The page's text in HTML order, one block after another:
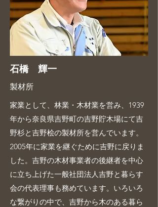
石橋 輝一
製材所
家業として、林業・木材業を営み、1939
年から奈良県吉野町の吉野貯木場にて吉
野杉と吉野桧の製材所を営んでいます。
2005年に家業を継ぐために吉野に戻りま
した。吉野の木材事業者の後継者を中心
に立ち上げた一般社団法人吉野と暮らす
会の代表理事も務めています。いろいろ
な繋がりの中で、吉野から木のある暮ら